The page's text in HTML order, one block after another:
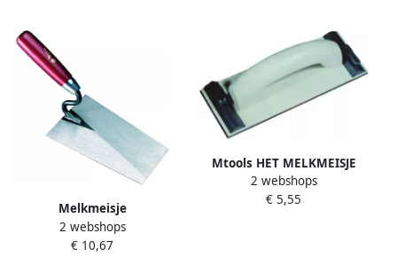
Melkmeisje
Stukadoorstroffel recht
180mm S Hals MM308180
2 webshops
€ 10,67
Mtools HET MELKMEISJE
Schuurvel K-120 280x93 mm
(set a 10 st) |
2 webshops
€ 5,55